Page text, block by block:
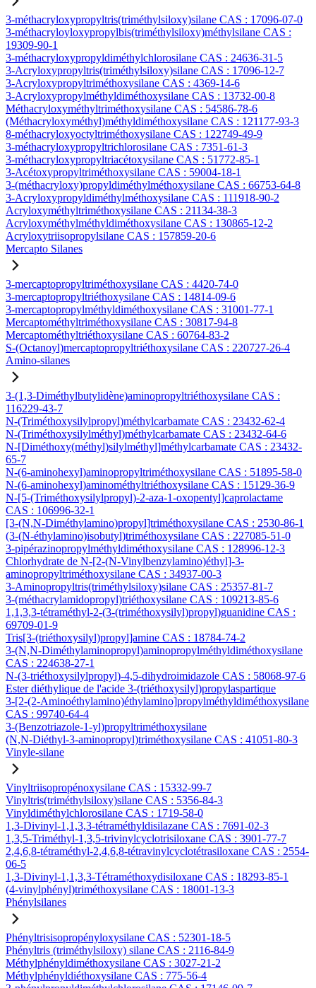
3-méthacryloxypropyltris(triméthylsiloxy)silane CAS : 17096-07-0
3-méthacryloyloxypropylbis(triméthylsiloxy)méthylsilane CAS :
19309-90-1
3-méthacryloxypropyldiméthylchlorosilane CAS : 24636-31-5
3-Acryloxypropyltris(triméthylsiloxy)silane CAS : 17096-12-7
3-Acryloxypropyltriméthoxysilane CAS : 4369-14-6
3-Acryloxypropylméthyldiméthoxysilane CAS : 13732-00-8
Méthacryloxyméthyltriméthoxysilane CAS : 54586-78-6
(Méthacryloxyméthyl)méthyldiméthoxysilane CAS : 121177-93-3
8-méthacryloxyoctyltriméthoxysilane CAS : 122749-49-9
3-méthacryloxypropyltrichlorosilane CAS : 7351-61-3
3-méthacryloxypropyltriacétoxysilane CAS : 51772-85-1
3-Acétoxypropyltriméthoxysilane CAS : 59004-18-1
3-(méthacryloxy)propyldiméthylméthoxysilane CAS : 66753-64-8
3-Acryloxypropyldiméthylméthoxysilane CAS : 111918-90-2
Acryloxyméthyltriméthoxysilane CAS : 21134-38-3
Acryloxyméthylméthyldiméthoxysilane CAS : 130865-12-2
Acryloxytriisopropylsilane CAS : 157859-20-6
Mercapto Silanes
3-mercaptopropyltriméthoxysilane CAS : 4420-74-0
3-mercaptopropyltriéthoxysilane CAS : 14814-09-6
3-mercaptopropylméthyldiméthoxysilane CAS : 31001-77-1
Mercaptométhyltriméthoxysilane CAS : 30817-94-8
Mercaptométhyltriéthoxysilane CAS : 60764-83-2
S-(Octanoyl)mercaptopropyltriéthoxysilane CAS : 220727-26-4
Amino-silanes
3-(1,3-Diméthylbutylidène)aminopropyltriéthoxysilane CAS :
116229-43-7
N-(Triméthoxysilylpropyl)méthylcarbamate CAS : 23432-62-4
N-(Triméthoxysilylméthyl)méthylcarbamate CAS : 23432-64-6
N-[Diméthoxy(méthyl)silylméthyl]méthylcarbamate CAS : 23432-
65-7
N-(6-aminohexyl)aminopropyltriméthoxysilane CAS : 51895-58-0
N-(6-aminohexyl)aminométhyltriéthoxysilane CAS : 15129-36-9
N-[5-(Triméthoxysilylpropyl)-2-aza-1-oxopentyl]caprolactame
CAS : 106996-32-1
[3-(N,N-Diméthylamino)propyl]triméthoxysilane CAS : 2530-86-1
(3-(N-éthylamino)isobutyl)triméthoxysilane CAS : 227085-51-0
3-pipérazinopropylméthyldiméthoxysilane CAS : 128996-12-3
Chlorhydrate de N-[2-(N-Vinylbenzylamino)éthyl]-3-
aminopropyltriméthoxysilane CAS : 34937-00-3
3-Aminopropyltris(triméthylsiloxy)silane CAS : 25357-81-7
3-(méthacrylamidopropyl)triéthoxysilane CAS : 109213-85-6
1,1,3,3-tétraméthyl-2-(3-(triméthoxysilyl)propyl)guanidine CAS :
69709-01-9
Tris[3-(triéthoxysilyl)propyl]amine CAS : 18784-74-2
3-(N,N-Diméthylaminopropyl)aminopropylméthyldiméthoxysilane
CAS : 224638-27-1
N-(3-triéthoxysilylpropyl)-4,5-dihydroimidazole CAS : 58068-97-6
Ester diéthylique de l'acide 3-(triéthoxysilyl)propylaspartique
3-[2-(2-Aminoéthylamino)éthylamino]propylméthyldiméthoxysilane
CAS : 99740-64-4
3-(Benzotriazole-1-yl)propyltriméthoxysilane
(N,N-Diéthyl-3-aminopropyl)triméthoxysilane CAS : 41051-80-3
Vinyle-silane
Vinyltriisopropénoxysilane CAS : 15332-99-7
Vinyltris(triméthylsiloxy)silane CAS : 5356-84-3
Vinyldiméthylchlorosilane CAS : 1719-58-0
1,3-Divinyl-1,1,3,3-tétraméthyldisilazane CAS : 7691-02-3
1,3,5-Triméthyl-1,3,5-trivinylcyclotrisiloxane CAS : 3901-77-7
2,4,6,8-tétraméthyl-2,4,6,8-tétravinylcyclotétrasiloxane CAS : 2554-
06-5
1,3-Divinyl-1,1,3,3-Tétraméthoxydisiloxane CAS : 18293-85-1
(4-vinylphényl)triméthoxysilane CAS : 18001-13-3
Phénylsilanes
Phényltrisisopropényloxysilane CAS : 52301-18-5
Phényltris (triméthylsiloxy) silane CAS : 2116-84-9
Méthylphényldiméthoxysilane CAS : 3027-21-2
Méthylphényldiéthoxysilane CAS : 775-56-4